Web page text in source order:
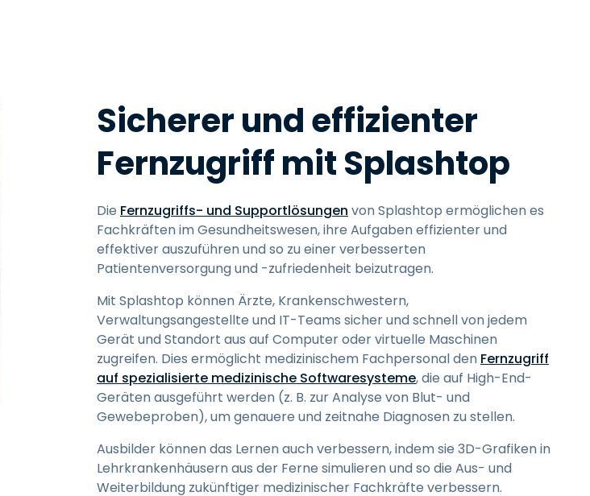
Sicherer und effizienter
Fernzugriff mit Splashtop
Die Fernzugriffs- und Supportlösungen von Splashtop ermöglichen es
Fachkräften im Gesundheitswesen, ihre Aufgaben effizienter und
effektiver auszuführen und so zu einer verbesserten
Patientenversorgung und -zufriedenheit beizutragen.
Mit Splashtop können Ärzte, Krankenschwestern,
Verwaltungsangestellte und IT-Teams sicher und schnell von jedem
Gerät und Standort aus auf Computer oder virtuelle Maschinen
zugreifen. Dies ermöglicht medizinischem Fachpersonal den Fernzugriff
auf spezialisierte medizinische Softwaresysteme, die auf High-End-
Geräten ausgeführt werden (z. B. zur Analyse von Blut- und
Gewebeproben), um genauere und zeitnahe Diagnosen zu stellen.
Ausbilder können das Lernen auch verbessern, indem sie 3D-Grafiken in
Lehrkrankenhäusern aus der Ferne simulieren und so die Aus- und
Weiterbildung zukünftiger medizinischer Fachkräfte verbessern.